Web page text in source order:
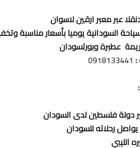
عبر معبر ارقين لاسوان
السودانية يوميا بأسعار مناسبة
عطبرة وبورتسودان
:
0918133441
دولة فلسطين لدى السودان
رحلاته للسودان
الليبي